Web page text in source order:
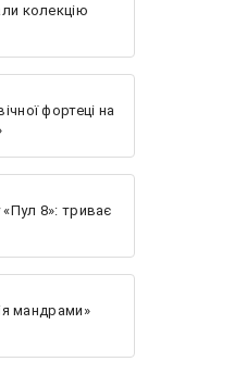
колекцію
фортеці на
«Пул 8»: триває
мандрами»